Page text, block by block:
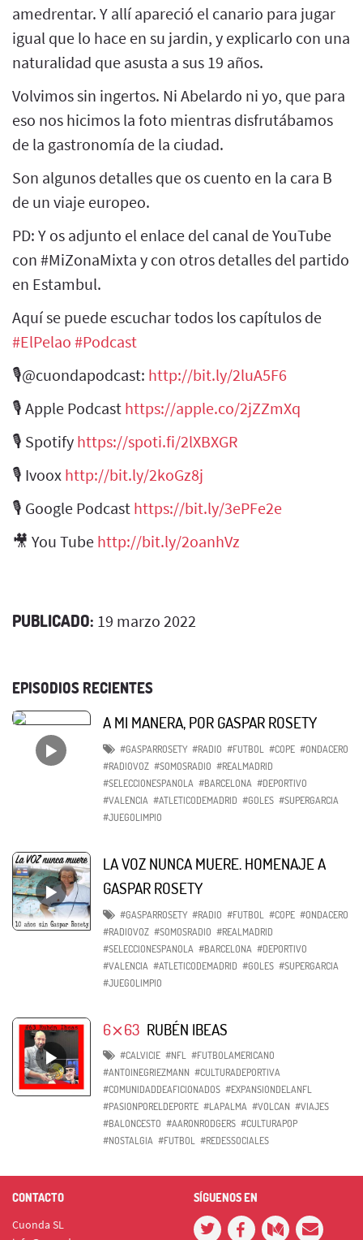
amedrentar. Y allí apareció el canario para jugar
igual que lo hace en su jardin, y explicarlo con una
naturalidad que asusta a sus 19 años.
Volvimos sin ingertos. Ni Abelardo ni yo, que para
eso nos hicimos la foto mientras disfrutábamos
de la gastronomía de la ciudad.
Son algunos detalles que os cuento en la cara B
de un viaje europeo.
PD: Y os adjunto el enlace del canal de YouTube
con #MiZonaMixta y con otros detalles del partido
en Estambul.
Aquí se puede escuchar todos los capítulos de
#ElPelao​ #Podcast​
🎙@cuondapodcast: http://bit.ly/2luA5F6​
🎙 Apple Podcast https://apple.co/2jZZmXq​
🎙 Spotify https://spoti.fi/2lXBXGR​
🎙 Ivoox http://bit.ly/2koGz8j​
🎙 Google Podcast https://bit.ly/3ePFe2e​
🎥 You Tube http://bit.ly/2oanhVz​
PUBLICADO: 19 marzo 2022
EPISODIOS RECIENTES
A MI MANERA, POR GASPAR ROSETY
#GASPARROSETY #RADIO #FUTBOL #COPE #ONDACERO
#RADIOVOZ #SOMOSRADIO #REALMADRID
#SELECCIONESPANOLA #BARCELONA #DEPORTIVO
#VALENCIA #ATLETICODEMADRID #GOLES #SUPERGARCIA
#JUEGOLIMPIO
LA VOZ NUNCA MUERE. HOMENAJE A
GASPAR ROSETY
#GASPARROSETY #RADIO #FUTBOL #COPE #ONDACERO
#RADIOVOZ #SOMOSRADIO #REALMADRID
#SELECCIONESPANOLA #BARCELONA #DEPORTIVO
#VALENCIA #ATLETICODEMADRID #GOLES #SUPERGARCIA
#JUEGOLIMPIO
6⨯63 RUBÉN IBEAS
#CALVICIE #NFL #FUTBOLAMERICANO
#ANTOINEGRIEZMANN #CULTURADEPORTIVA
#COMUNIDADDEAFICIONADOS #EXPANSIONDELANFL
#PASIONPORELDEPORTE #LAPALMA #VOLCAN #VIAJES
#BALONCESTO #AARONRODGERS #CULTURAPOP
#NOSTALGIA #FUTBOL #REDESSOCIALES
CONTACTO
Cuonda SL
SÍGUENOS EN